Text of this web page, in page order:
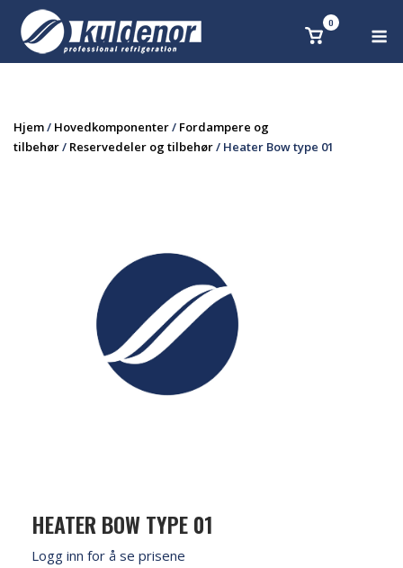
content
Se 0
Hjem/ Hovedkomponenter/ Fordampere og
tilbehør/ Reservedeler og tilbehør/ Heater Bow type 01
HEATER BOW TYPE 01
Logg inn for å se prisene